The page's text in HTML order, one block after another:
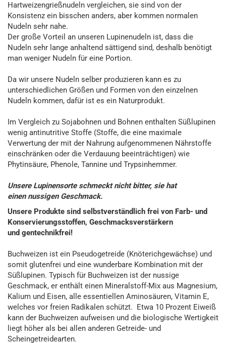
Hartweizengrießnudeln vergleichen, sie sind von der
Konsistenz ein bisschen anders, aber kommen normalen
Nudeln sehr nahe.
Der große Vorteil an unseren Lupinenudeln ist, dass die
Nudeln sehr lange anhaltend sättigend sind, deshalb benötigt
man weniger Nudeln für eine Portion.
Da wir unsere Nudeln selber produzieren kann es zu
unterschiedlichen Größen und Formen von den einzelnen
Nudeln kommen, dafür ist es ein Naturprodukt.
Im Vergleich zu Sojabohnen und Bohnen enthalten Süßlupinen
wenig antinutritive Stoffe (Stoffe, die eine maximale
Verwertung der mit der Nahrung aufgenommenen Nährstoffe
einschränken oder die Verdauung beeinträchtigen) wie
Phytinsäure, Phenole, Tannine und Trypsinhemmer.
Unsere Lupinensorte schmeckt nicht bitter, sie hat
einen nussigen Geschmack.
Unsere Produkte sind selbstverständlich frei von Farb- und
Konservierungsstoffen, Geschmacksverstärkern
und gentechnikfrei!
Buchweizen ist ein Pseudogetreide (Knöterichgewächse) und
somit glutenfrei und eine wunderbare Kombination mit der
Süßlupinen. Typisch für Buchweizen ist der nussige
Geschmack, er enthält einen Mineralstoff-Mix aus Magnesium,
Kalium und Eisen, alle essentiellen Aminosäuren, Vitamin E,
welches vor freien Radikalen schützt. Etwa 10 Prozent Eiweiß
kann der Buchweizen aufweisen und die biologische Wertigkeit
liegt höher als bei allen anderen Getreide- und
Scheingetreidearten.